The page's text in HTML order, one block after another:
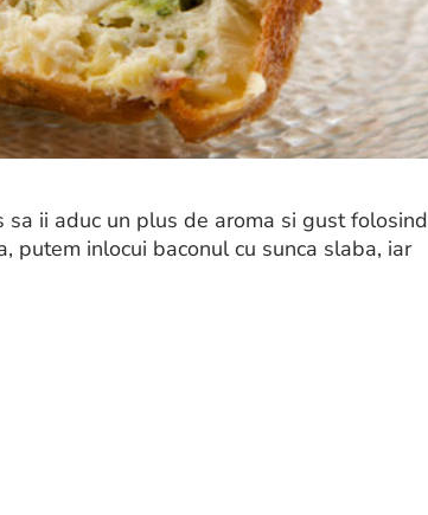
ii aduc un plus de aroma si gust folosind
putem inlocui baconul cu sunca slaba, iar